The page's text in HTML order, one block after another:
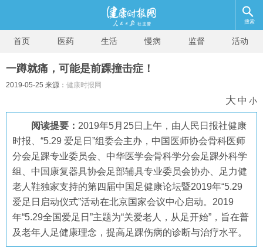
搜索
首页 医药 生活 慢病 监督 活动
一蹲就痛，可能是前踝撞击症！
2019-05-25 来源： 健康时报网
大 中 小
阅读提要： 2019年5月25日上午，由人民日报社健康
时报、“5.29 爱足日”组委会主办，中国医师协会骨科医师
分会足踝专业委员会、中华医学会骨科学分会足踝外科学
组、中国康复器具协会足部辅具专业委员会协办、足力健
老人鞋独家支持的第四届中国足健康论坛暨2019年“5.29
爱足日启动仪式”活动在北京国家会议中心启动。2019
年“5.29全国爱足日”主题为“关爱老人，从足开始”，旨在普
及老年人足健康理念，提高足踝伤病的诊断与治疗水平。